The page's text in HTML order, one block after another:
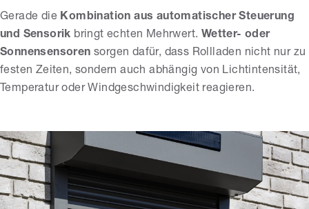
Gerade die Kombination aus automatischer Steuerung
und Sensorik bringt echten Mehrwert. Wetter- oder
Sonnensensoren sorgen dafür, dass Rollladen nicht nur zu
festen Zeiten, sondern auch abhängig von Lichtintensität,
Temperatur oder Windgeschwindigkeit reagieren.